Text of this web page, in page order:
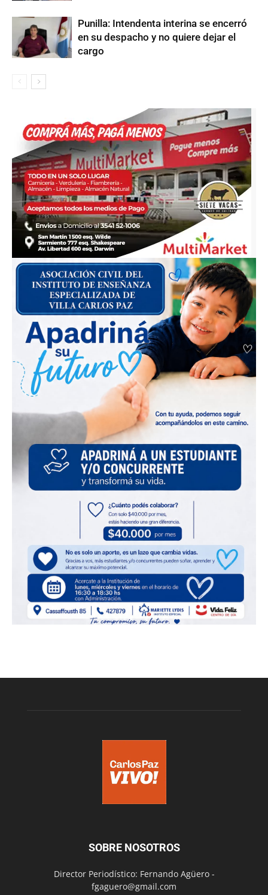
Punilla: Intendenta interina se encerró
en su despacho y no quiere dejar el
cargo
SOBRE NOSOTROS
Director Periodístico: Fernando Agüero -
fgaguero@gmail.com